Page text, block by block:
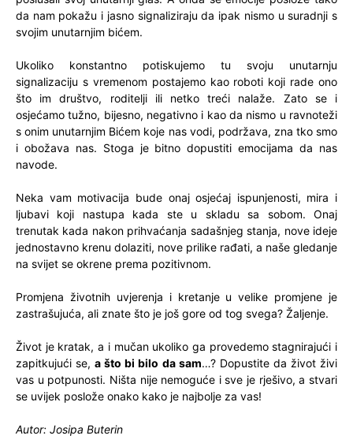
da nam pokažu i jasno signaliziraju da ipak nismo u suradnji s
svojim unutarnjim bićem.
Ukoliko konstantno potiskujemo tu svoju unutarnju
signalizaciju s vremenom postajemo kao roboti koji rade ono
što im društvo, roditelji ili netko treći nalaže. Zato se i
osjećamo tužno, bijesno, negativno i kao da nismo u ravnoteži
s onim unutarnjim Bićem koje nas vodi, podržava, zna tko smo
i obožava nas. Stoga je bitno dopustiti emocijama da nas
navode.
Neka vam motivacija bude onaj osjećaj ispunjenosti, mira i
ljubavi koji nastupa kada ste u skladu sa sobom. Onaj
trenutak kada nakon prihvaćanja sadašnjeg stanja, nove ideje
jednostavno krenu dolaziti, nove prilike rađati, a naše gledanje
na svijet se okrene prema pozitivnom.
Promjena životnih uvjerenja i kretanje u velike promjene je
zastrašujuća, ali znate što je još gore od tog svega? Žaljenje.
Život je kratak, a i mučan ukoliko ga provedemo stagnirajući i
zapitkujući se,a što bi bilo da sam…? Dopustite da život živi
vas u potpunosti. Ništa nije nemoguće i sve je rješivo, a stvari
se uvijek poslože onako kako je najbolje za vas!
Autor: Josipa Buterin